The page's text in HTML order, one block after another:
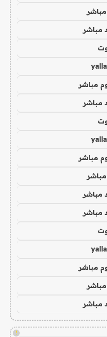
مباشر
مباشر
مباشر
مباشر
مباشر
مباشر
مباشر
مباشر
!